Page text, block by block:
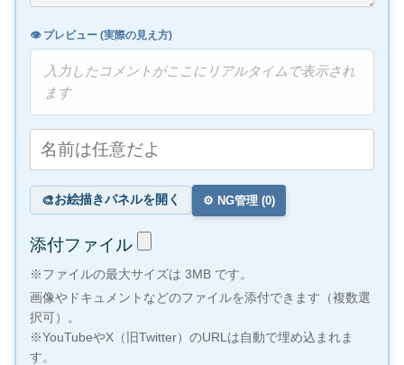
👁️ プレビュー (実際の見え方)
入力したコメントがここにリアルタイムで表示され
ます
🎨お絵描きパネルを開く ⚙️ NG管理 (0)
添付ファイル
※ファイルの最大サイズは 3MB です。
画像やドキュメントなどのファイルを添付できます（複数選
択可）。
※YouTubeやX（旧Twitter）のURLは自動で埋め込まれま
す。